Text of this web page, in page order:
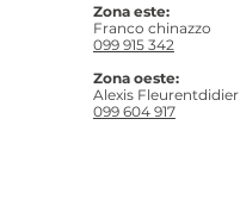
Zona este:
Franco chinazzo
099 915 342
Zona oeste:
Alexis Fleurentdidier
099 604 917